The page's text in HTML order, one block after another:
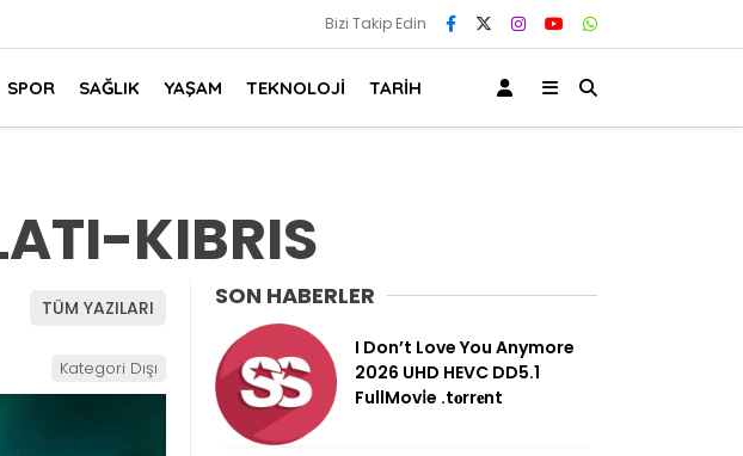
Bizi Takip Edin
SPOR SAĞLIK YAŞAM TEKNOLOJİ TARİH
KIBRIS
TÜM YAZILARI
Kategori Dışı
SON HABERLER
I Don’t Love You Anymore
2026 UHD HEVC DD5.1
FullMov𝗂e .t𝐨rr𝐞nt